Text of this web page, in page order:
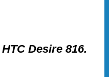
Desire 816.